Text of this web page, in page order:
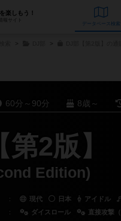
楽しもう！
報サイト
デー
60分～90分 8歳～
2版】
Edition)
： 現代 日本 アイドル
： ダイスロール 直接攻撃